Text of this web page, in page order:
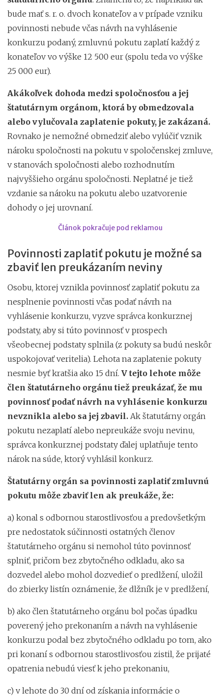
bude mať s. r. o. dvoch konateľov a v prípade vzniku
povinnosti nebude včas návrh na vyhlásenie
konkurzu podaný, zmluvnú pokutu zaplatí každý z
konateľov vo výške 12 500 eur (spolu teda vo výške
25 000 eur).
Akákoľvek dohoda medzi spoločnosťou a jej
štatutárnym orgánom, ktorá by obmedzovala
alebo vylučovala zaplatenie pokuty, je zakázaná.
Rovnako je nemožné obmedziť alebo vylúčiť vznik
nároku spoločnosti na pokutu v spoločenskej zmluve,
v stanovách spoločnosti alebo rozhodnutím
najvyššieho orgánu spoločnosti. Neplatné je tiež
vzdanie sa nároku na pokutu alebo uzatvorenie
dohody o jej urovnaní.
Článok pokračuje pod reklamou
Povinnosti zaplatiť pokutu je možné sa
zbaviť len preukázaním neviny
Osobu, ktorej vznikla povinnosť zaplatiť pokutu za
nesplnenie povinnosti včas podať návrh na
vyhlásenie konkurzu, vyzve správca konkurznej
podstaty, aby si túto povinnosť v prospech
všeobecnej podstaty splnila (z pokuty sa budú neskôr
uspokojovať veritelia). Lehota na zaplatenie pokuty
nesmie byť kratšia ako 15 dní. V tejto lehote môže
člen štatutárneho orgánu tiež preukázať, že mu
povinnosť podať návrh na vyhlásenie konkurzu
nevznikla alebo sa jej zbavil. Ak štatutárny orgán
pokutu nezaplatí alebo nepreukáže svoju nevinu,
správca konkurznej podstaty ďalej uplatňuje tento
nárok na súde, ktorý vyhlásil konkurz.
Štatutárny orgán sa povinnosti zaplatiť zmluvnú
pokutu môže zbaviť len ak preukáže, že:
a) konal s odbornou starostlivosťou a predovšetkým
pre nedostatok súčinnosti ostatných členov
štatutárneho orgánu si nemohol túto povinnosť
splniť, pričom bez zbytočného odkladu, ako sa
dozvedel alebo mohol dozvedieť o predlžení, uložil
do zbierky listín oznámenie, že dlžník je v predlžení,
b) ako člen štatutárneho orgánu bol počas úpadku
poverený jeho prekonaním a návrh na vyhlásenie
konkurzu podal bez zbytočného odkladu po tom, ako
pri konaní s odbornou starostlivosťou zistil, že prijaté
opatrenia nebudú viesť k jeho prekonaniu,
c) v lehote do 30 dní od získania informácie o